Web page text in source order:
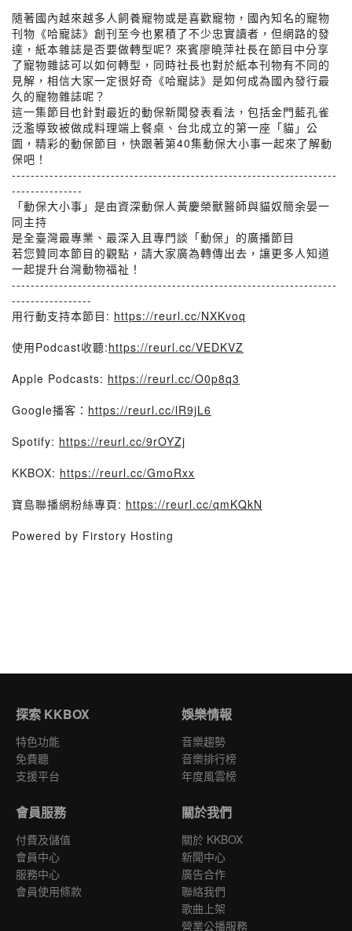
隨著國內越來越多人飼養寵物或是喜歡寵物，國內知名的寵物
刊物《哈寵誌》創刊至今也累積了不少忠實讀者，但網路的發
達，紙本雜誌是否要做轉型呢? 來賓廖曉萍社長在節目中分享
了寵物雜誌可以如何轉型，同時社長也對於紙本刊物有不同的
見解，相信大家一定很好奇《哈寵誌》是如何成為國內發行最
久的寵物雜誌呢？
這一集節目也針對最近的動保新聞發表看法，包括金門藍孔雀
泛濫導致被做成料理端上餐桌、台北成立的第一座「貓」公
園，精彩的動保節目，快跟著第40集動保大小事一起來了解動
保吧！
---------------------------------------------------------------------
---------------
「動保大小事」是由資深動保人黃慶榮獸醫師與貓奴簡余晏一
同主持
是全臺灣最專業、最深入且專門談「動保」的廣播節目
若您贊同本節目的觀點，請大家廣為轉傳出去，讓更多人知道
一起提升台灣動物福祉！
---------------------------------------------------------------------
-----------------
用行動支持本節目: https://reurl.cc/NXKvoq
使用Podcast收聽:https://reurl.cc/VEDKVZ
Apple Podcasts: https://reurl.cc/O0p8q3
Google播客： https://reurl.cc/lR9jL6
Spotify: https://reurl.cc/9rOYZj
KKBOX: https://reurl.cc/GmoRxx
寶島聯播網粉絲專頁: https://reurl.cc/qmKQkN
Powered by Firstory Hosting
探索 KKBOX
特色功能
免費聽
支援平台
娛樂情報
音樂趨勢
音樂排行榜
年度風雲榜
會員服務
付費及儲值
會員中心
服務中心
會員使用條款
關於我們
關於 KKBOX
新聞中心
廣告合作
聯絡我們
歌曲上架
營業公播服務